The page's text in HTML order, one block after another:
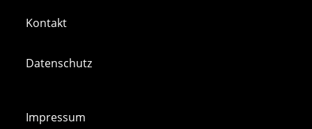
Kontakt
Datenschutz
Impressum